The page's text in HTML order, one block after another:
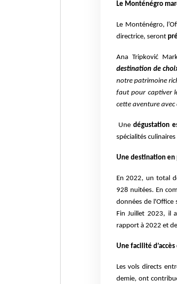
Le Monténégro
Le Monténégro,
directrice, seront
Ana Tripković
destination de
notre patrimoine
faut pour captiver
cette aventure avec
Unedégustation
spécialités
Une destination en
En 2022, un total
928 nuitées. En
données de
Fin Juillet 2023, il
rapport à 2022 et
Une facilité
Les vols directs
demie, ont